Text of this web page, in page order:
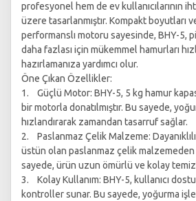
profesyonel hem de ev kullanıcılarının
üzere tasarlanmıştır. Kompakt boyutları
performanslı motoru sayesinde, BHY-5,
daha fazlası için mükemmel hamurları
hazırlamanıza yardımcı olur.
Öne Çıkan Özellikler:
1. Güçlü Motor: BHY-5, 5 kg hamur
bir motorla donatılmıştır. Bu sayede,
hızlandırarak zamandan tasarruf sağlar.
2. Paslanmaz Çelik Malzeme:
üstün olan paslanmaz çelik malzemeden
sayede, ürün uzun ömürlü ve kolay
3. Kolay Kullanım: BHY-5, kullanıcı
kontroller sunar. Bu sayede, yoğurma